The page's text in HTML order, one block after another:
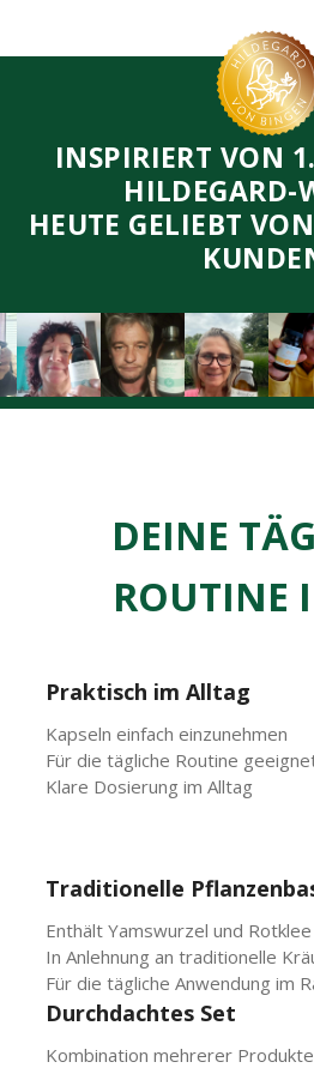
INSPIRIERT VON
HILDEGARD-
HEUTE GELIEBT
DEINE
ROUTINE
Praktisch im Alltag
Kapseln einfach einzunehmen
Für die tägliche Routine
Klare Dosierung im Alltag
Traditionelle
Enthält Yamswurzel und
In Anlehnung an traditionelle
Für die tägliche Anwendung im
Durchdachtes Set
Kombination mehrerer Produkte